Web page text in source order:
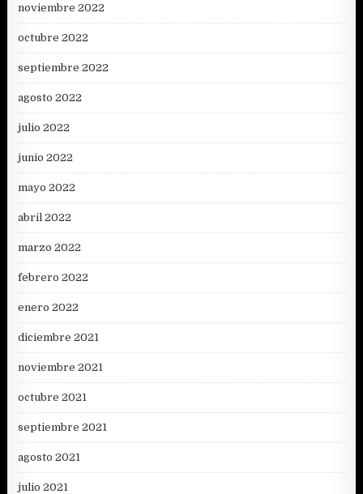
noviembre 2022
octubre 2022
septiembre 2022
agosto 2022
julio 2022
junio 2022
mayo 2022
abril 2022
marzo 2022
febrero 2022
enero 2022
diciembre 2021
noviembre 2021
octubre 2021
septiembre 2021
agosto 2021
julio 2021